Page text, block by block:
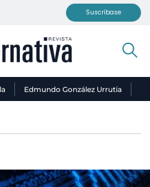
Suscríbase
Edmundo González Urrutia